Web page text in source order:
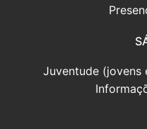
Juventude (jovens